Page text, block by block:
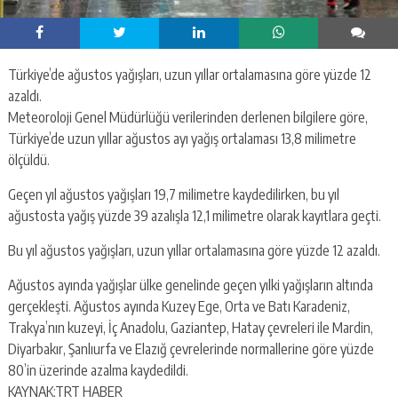
Türkiye’de ağustos yağışları, uzun yıllar ortalamasına göre yüzde 12
azaldı.
Meteoroloji Genel Müdürlüğü verilerinden derlenen bilgilere göre,
Türkiye’de uzun yıllar ağustos ayı yağış ortalaması 13,8 milimetre
ölçüldü.
Geçen yıl ağustos yağışları 19,7 milimetre kaydedilirken, bu yıl
ağustosta yağış yüzde 39 azalışla 12,1 milimetre olarak kayıtlara geçti.
Bu yıl ağustos yağışları, uzun yıllar ortalamasına göre yüzde 12 azaldı.
Ağustos ayında yağışlar ülke genelinde geçen yılki yağışların altında
gerçekleşti. Ağustos ayında Kuzey Ege, Orta ve Batı Karadeniz,
Trakya’nın kuzeyi, İç Anadolu, Gaziantep, Hatay çevreleri ile Mardin,
Diyarbakır, Şanlıurfa ve Elazığ çevrelerinde normallerine göre yüzde
80’in üzerinde azalma kaydedildi.
KAYNAK:TRT HABER